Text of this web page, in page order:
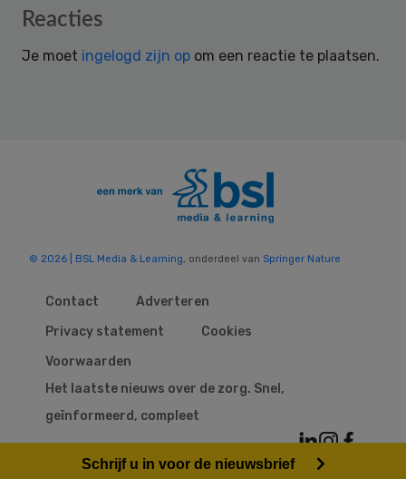
Reader
Reacties
Je moet ingelogd zijn op om een reactie te plaatsen.
© 2026 | BSL Media & Learning, onderdeel van Springer Nature
Contact
Adverteren
Privacy statement
Cookies
Voorwaarden
Het laatste nieuws over de zorg. Snel,
geïnformeerd, compleet
Schrijf u in voor de nieuwsbrief